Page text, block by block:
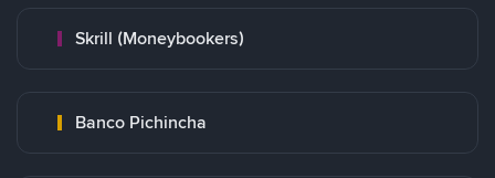
Skrill (Moneybookers)
Banco Pichincha